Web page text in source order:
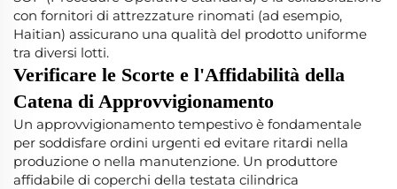
con fornitori di attrezzature rinomati (ad esempio,
Haitian) assicurano una qualità del prodotto uniforme
tra diversi lotti.
Verificare le Scorte e l'Affidabilità della
Catena di Approvvigionamento
Un approvvigionamento tempestivo è fondamentale
per soddisfare ordini urgenti ed evitare ritardi nella
produzione o nella manutenzione. Un produttore
affidabile di coperchi della testata cilindrica